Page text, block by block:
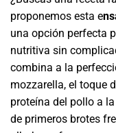
proponemos esta e
una opción perfecta
nutritiva sin
combina a la
mozzarella, el toque
proteína del pollo a
de primeros brotes